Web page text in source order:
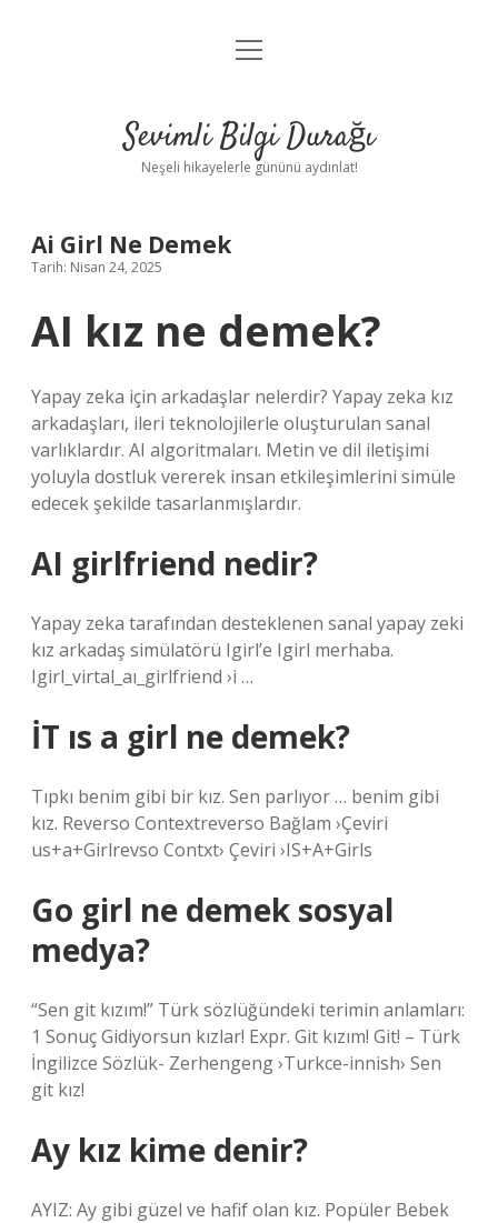
Anasayfa
Yasal Uyarı
menüyü
Sevimli Bilgi Durağı
Neşeli hikayelerle gününü aydınlat!
Ai Girl Ne Demek
Tarih: Nisan 24, 2025
AI kız ne demek?
Yapay zeka için arkadaşlar nelerdir? Yapay zeka kız
arkadaşları, ileri teknolojilerle oluşturulan sanal
varlıklardır. AI algoritmaları. Metin ve dil iletişimi
yoluyla dostluk vererek insan etkileşimlerini simüle
edecek şekilde tasarlanmışlardır.
AI girlfriend nedir?
Yapay zeka tarafından desteklenen sanal yapay zeki
kız arkadaş simülatörü Igirl’e Igirl merhaba.
Igirl_virtal_aı_girlfriend ›i …
İT ıs a girl ne demek?
Tıpkı benim gibi bir kız. Sen parlıyor … benim gibi
kız. Reverso Contextreverso Bağlam ›Çeviri
us+a+Girlrevso Contxt› Çeviri ›IS+A+Girls
Go girl ne demek sosyal
medya?
“Sen git kızım!” Türk sözlüğündeki terimin anlamları:
1 Sonuç Gidiyorsun kızlar! Expr. Git kızım! Git! – Türk
İngilizce Sözlük- Zerhengeng ›Turkce-innish› Sen
git kız!
Ay kız kime denir?
AYIZ: Ay gibi güzel ve hafif olan kız. Popüler Bebek